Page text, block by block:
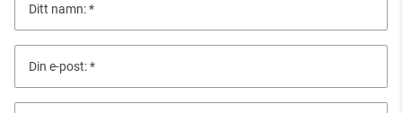
Ditt namn:
Din e-post: